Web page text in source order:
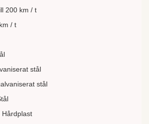
200 km / t
/ t
stål
stål
Hårdplast